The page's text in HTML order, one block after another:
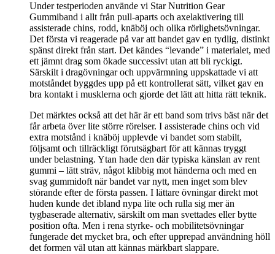
Under testperioden använde vi Star Nutrition Gear
Gummiband i allt från pull-aparts och axelaktivering till
assisterade chins, rodd, knäböj och olika rörlighetsövningar.
Det första vi reagerade på var att bandet gav en tydlig, distinkt
spänst direkt från start. Det kändes “levande” i materialet, med
ett jämnt drag som ökade successivt utan att bli ryckigt.
Särskilt i dragövningar och uppvärmning uppskattade vi att
motståndet byggdes upp på ett kontrollerat sätt, vilket gav en
bra kontakt i musklerna och gjorde det lätt att hitta rätt teknik.
Det märktes också att det här är ett band som trivs bäst när det
får arbeta över lite större rörelser. I assisterade chins och vid
extra motstånd i knäböj upplevde vi bandet som stabilt,
följsamt och tillräckligt förutsägbart för att kännas tryggt
under belastning. Ytan hade den där typiska känslan av rent
gummi – lätt sträv, något klibbig mot händerna och med en
svag gummidoft när bandet var nytt, men inget som blev
störande efter de första passen. I lättare övningar direkt mot
huden kunde det ibland nypa lite och rulla sig mer än
tygbaserade alternativ, särskilt om man svettades eller bytte
position ofta. Men i rena styrke- och mobilitetsövningar
fungerade det mycket bra, och efter upprepad användning höll
det formen väl utan att kännas märkbart slappare.